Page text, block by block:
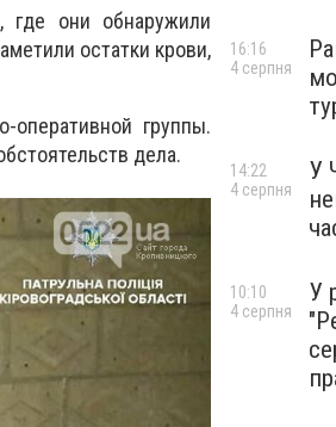
где они обнаружили
остатки крови,
группы.
дела.
16:16
4 серпня
У
14:22
4 серпня
У
10:10
4 серпня